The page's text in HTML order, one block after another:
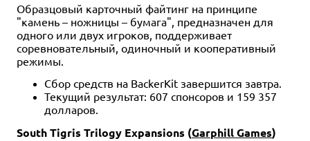
Образцовый карточный файтинг на принципе
"камень – ножницы – бумага", предназначен для
одного или двух игроков, поддерживает
соревновательный, одиночный и кооперативный
режимы.
Сбор средств на BackerKit завершится завтра.
Текущий результат: 607 спонсоров и 159 357
долларов.
South Tigris Trilogy Expansions (Garphill Games)